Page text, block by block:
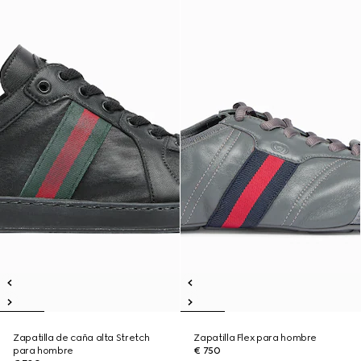
Zapatilla de caña alta Stretch
para hombre
Zapatilla Flex para hombre
€ 750